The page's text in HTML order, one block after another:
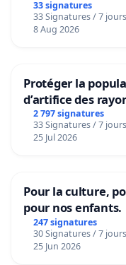
33 signatures
33 Signatures / 7 jours
8 Aug 2026
Protéger la
d’artifice des
2 797 signatures
33 Signatures / 7 jours
25 Jul 2026
Pour la culture,
pour nos enfants.
247 signatures
30 Signatures / 7 jours
25 Jun 2026